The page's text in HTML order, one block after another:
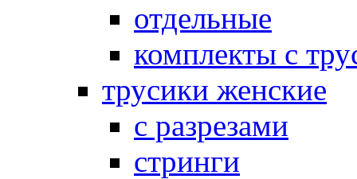
отдельные
комплекты с
трусики женские
с разрезами
стринги